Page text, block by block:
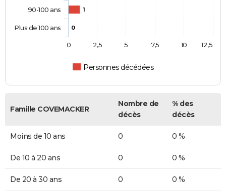
1
0
Personnes décédées
90-100 ans
Plus de 100 ans
0 10
2,5 5 7,5 12,5
Famille COVEMACKER
Nombre de
décès
% des
décès
Moins de 10 ans 0 0 %
De 10 à 20 ans 0 0 %
De 20 à 30 ans 0 0 %